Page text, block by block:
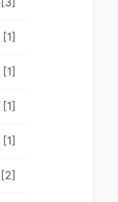
[1]
[1]
[1]
[1]
[2]